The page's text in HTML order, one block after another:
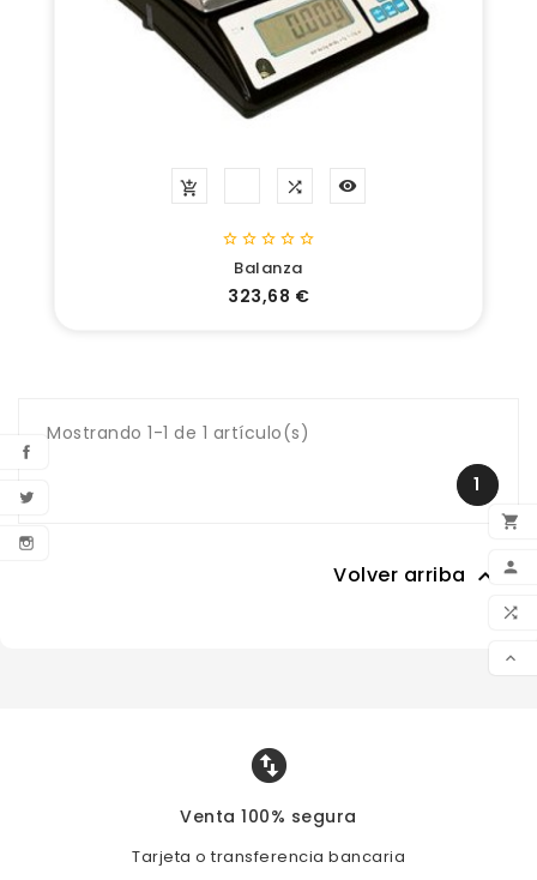




    
Balanza
Precio
323,68 €
  
Mostrando 1-1 de 1 artículo(s)
1
Volver arriba 

Venta 100% segura
Tarjeta o transferencia bancaria